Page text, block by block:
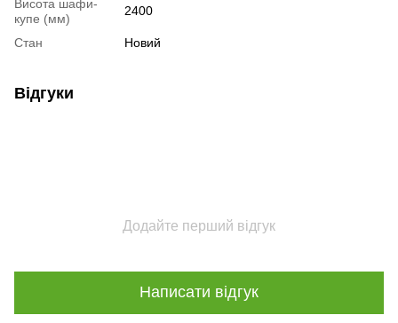
Висота шафи-
купе (мм)
2400
Стан Новий
Відгуки
Додайте перший відгук
Написати відгук